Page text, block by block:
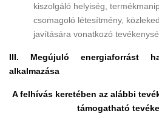
kiszolgáló helyiség,
csomagoló létesítmény,
javítására vonatkozó
III. Megújuló energiaforrást
alkalmazása
A felhívás keretében az alábbi
támogatható